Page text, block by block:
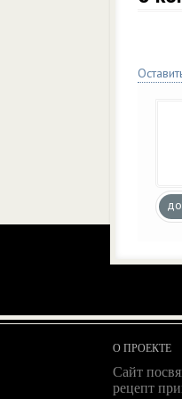
О
Сайт
рецепт